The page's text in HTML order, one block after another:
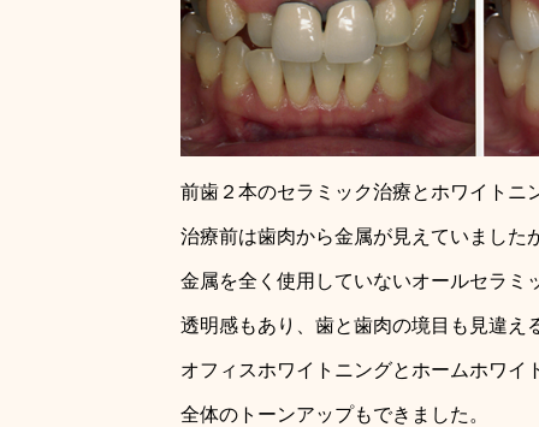
前歯２本のセラミック治療とホワイトニ
治療前は歯肉から金属が見えていました
金属を全く使用していないオールセラミ
透明感もあり、歯と歯肉の境目も見違え
オフィスホワイトニングとホームホワイ
全体のトーンアップもできました。